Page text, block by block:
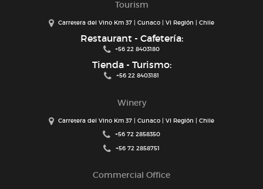
Tourism
Carretera del Vino Km 37 | Cunaco | VI Región | Chile
Restaurant - Cafetería:
+56 22 8403180
Tienda - Turismo:
+56 22 8403181
Winery
Carretera del Vino Km 37 | Cunaco | VI Región | Chile
+56 72 2858350
+56 72 2858751
Commercial Office